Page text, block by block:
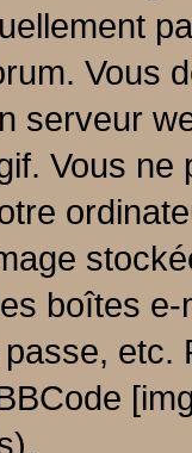
Vous
serveur
Vous
boîtes